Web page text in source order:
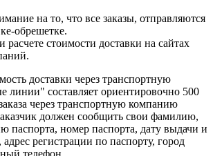
на то, что все заказы, отправляются
обрешетке.
расчете стоимости доставки на сайтах
доставки через транспортную
составляет ориентировочно 500
через транспортную компанию
должен сообщить свои фамилию,
паспорта, номер паспорта, дату выдачи и
регистрации по паспорту, город
телефон.